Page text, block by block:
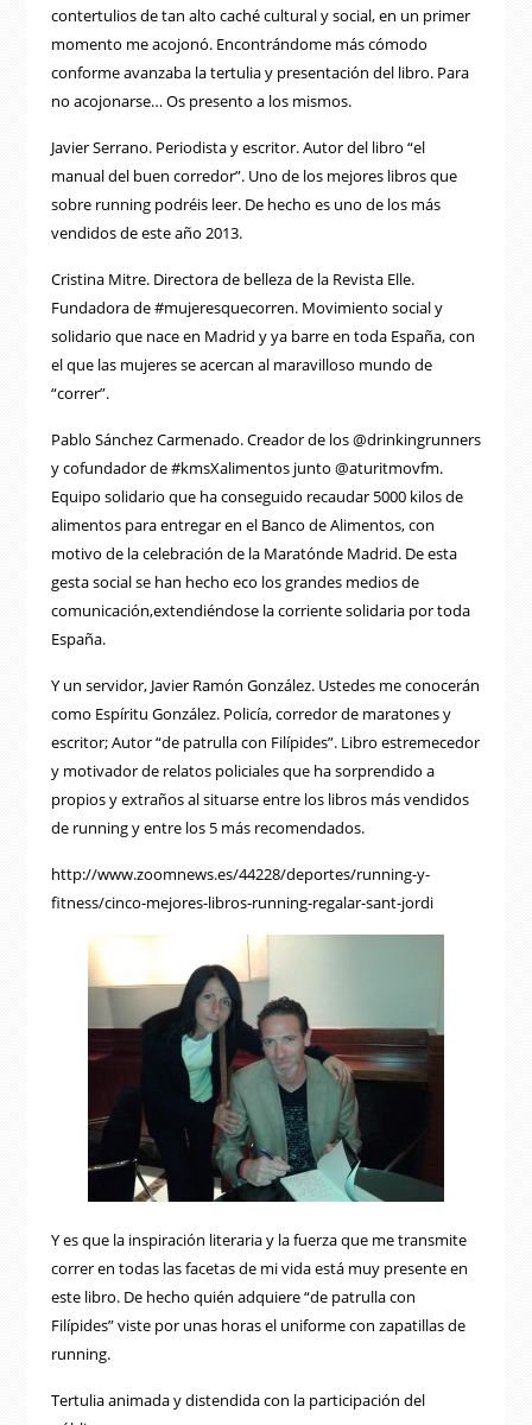
contertulios de tan alto caché cultural y social, en un primer
momento me acojonó. Encontrándome más cómodo
conforme avanzaba la tertulia y presentación del libro. Para
no acojonarse… Os presento a los mismos.
Javier Serrano. Periodista y escritor. Autor del libro “el
manual del buen corredor”. Uno de los mejores libros que
sobre running podréis leer. De hecho es uno de los más
vendidos de este año 2013.
Cristina Mitre. Directora de belleza de la Revista Elle.
Fundadora de #mujeresquecorren. Movimiento social y
solidario que nace en Madrid y ya barre en toda España, con
el que las mujeres se acercan al maravilloso mundo de
“correr”.
Pablo Sánchez Carmenado. Creador de los @drinkingrunners
y cofundador de #kmsXalimentos junto @aturitmovfm.
Equipo solidario que ha conseguido recaudar 5000 kilos de
alimentos para entregar en el Banco de Alimentos, con
motivo de la celebración de la Maratónde Madrid. De esta
gesta social se han hecho eco los grandes medios de
comunicación,extendiéndose la corriente solidaria por toda
España.
Y un servidor, Javier Ramón González. Ustedes me conocerán
como Espíritu González. Policía, corredor de maratones y
escritor; Autor “de patrulla con Filípides”. Libro estremecedor
y motivador de relatos policiales que ha sorprendido a
propios y extraños al situarse entre los libros más vendidos
de running y entre los 5 más recomendados.
http://www.zoomnews.es/44228/deportes/running-y-
fitness/cinco-mejores-libros-running-regalar-sant-jordi
Y es que la inspiración literaria y la fuerza que me transmite
correr en todas las facetas de mi vida está muy presente en
este libro. De hecho quién adquiere “de patrulla con
Filípides” viste por unas horas el uniforme con zapatillas de
running.
Tertulia animada y distendida con la participación del